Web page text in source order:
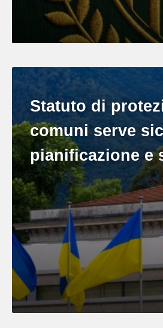
Statuto di
comuni serve
pianificazione e